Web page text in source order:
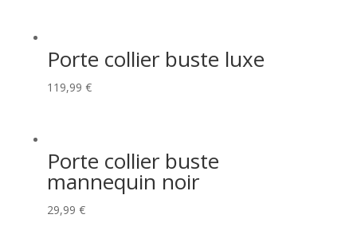
Porte collier buste luxe
119,99 €
Porte collier buste
mannequin noir
29,99 €